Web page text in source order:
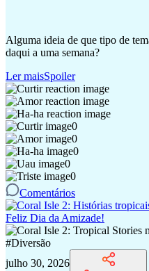
Alguma ideia de que tipo de
daqui a uma semana?
Ler maisSpoiler
0
0
0
0
0
Comentários
Feliz Dia da Amizade!
#Diversão
julho 30, 2026